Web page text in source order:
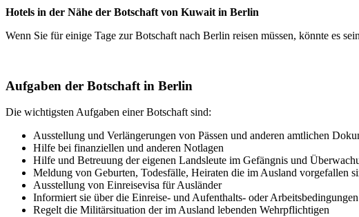
Hotels in der Nähe der Botschaft von Kuwait in Berlin
Wenn Sie für einige Tage zur Botschaft nach Berlin reisen müssen, könnte es
Aufgaben der Botschaft in Berlin
Die wichtigsten Aufgaben einer Botschaft sind:
Ausstellung und Verlängerungen von Pässen und anderen amtlichen
Hilfe bei finanziellen und anderen Notlagen
Hilfe und Betreuung der eigenen Landsleute im Gefängnis und
Meldung von Geburten, Todesfälle, Heiraten die im Ausland vorgefallen
Ausstellung von Einreisevisa für Ausländer
Informiert sie über die Einreise- und Aufenthalts- oder Arbeitsbedingungen
Regelt die Militärsituation der im Ausland lebenden Wehrpflichtigen